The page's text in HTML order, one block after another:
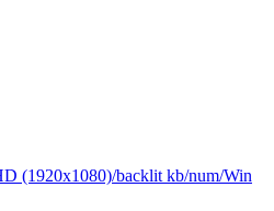
(1920x1080)/backlit kb/num/Win